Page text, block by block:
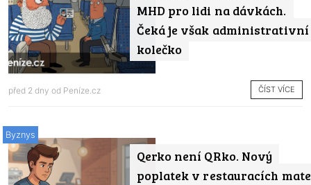
MHD pro lidi na dávkách.
Čeká je však administrativní
kolečko
před 2 dny od Peníze.cz ČÍST VÍCE
Qerko není QRko. Nový
poplatek v restauracích mate
Byznys